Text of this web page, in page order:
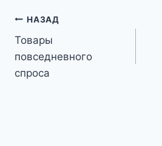
Навигация
по
записям
НАЗАД
Товары
повседневного
спроса